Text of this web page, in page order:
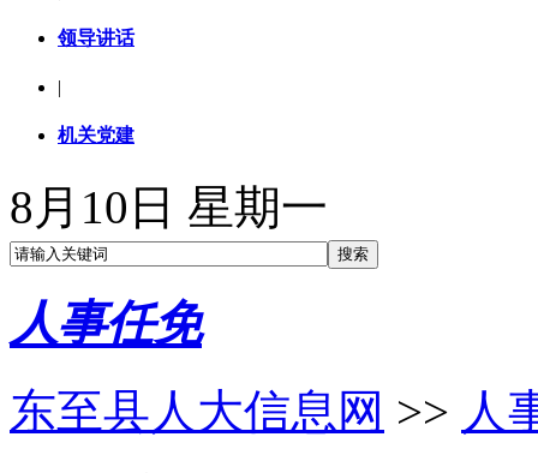
领导讲话
|
机关党建
8月10日 星期一
人事任免
东至县人大信息网 >> 人